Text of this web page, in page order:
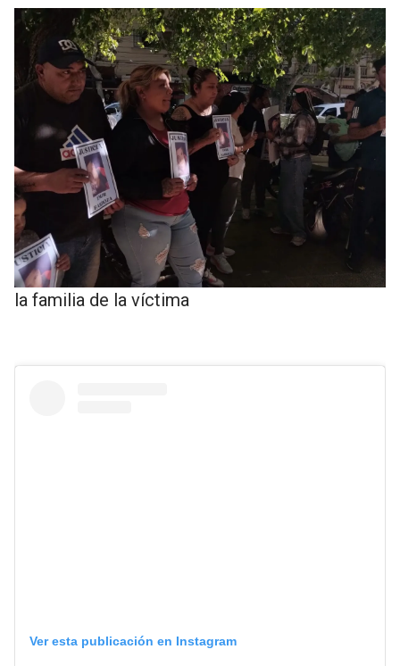
la familia de la víctima
Ver esta publicación en Instagram